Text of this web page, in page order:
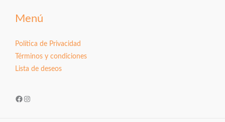
Menú
Política de Privacidad
Términos y condiciones
Lista de deseos
Facebook
Instagram